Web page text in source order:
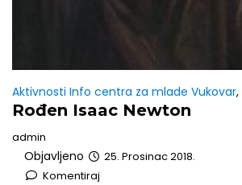
Aktivnosti Info centra za mlade Vukovar,
Rođen Isaac Newton
admin
Objavljeno
25. Prosinac 2018.
Komentiraj